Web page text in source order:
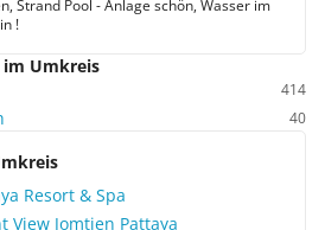
Strand Pool - Anlage schön, Wasser im
!
im Umkreis
414
40
Resort & Spa
View Jomtien Pattaya